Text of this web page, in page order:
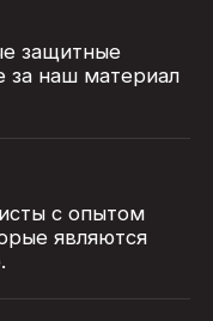
защитные
за наш материал
с опытом
являются